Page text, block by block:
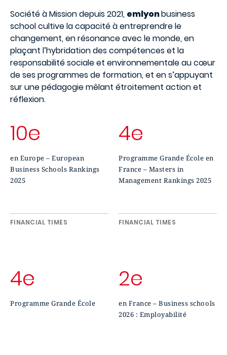
Société à Mission depuis 2021, emlyonbusiness
school cultive la capacité à entreprendre le
changement, en résonance avec le monde, en
plaçant l’hybridation des compétences et la
responsabilité sociale et environnementale au cœur
de ses programmes de formation, et en s’appuyant
sur une pédagogie mêlant étroitement action et
réflexion.
10e
en Europe – European
Business Schools Rankings
2025
FINANCIAL TIMES
4e
Programme Grande École
4e
Programme Grande École en
France – Masters in
Management Rankings 2025
FINANCIAL TIMES
2e
en France – Business schools
2026 : Employabilité